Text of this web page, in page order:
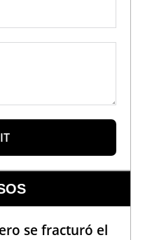
se fracturó el